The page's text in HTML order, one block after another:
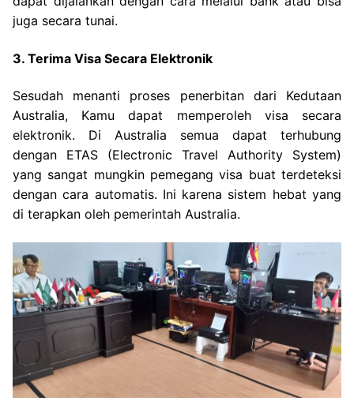
juga secara tunai.
3. Terima Visa Secara Elektronik
Sesudah menanti proses penerbitan dari Kedutaan
Australia, Kamu dapat memperoleh visa secara
elektronik. Di Australia semua dapat terhubung
dengan ETAS (Electronic Travel Authority System)
yang sangat mungkin pemegang visa buat terdeteksi
dengan cara automatis. Ini karena sistem hebat yang
di terapkan oleh pemerintah Australia.